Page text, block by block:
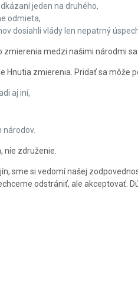
jeden na druhého,
odmieta,
dosiahli vlády len nepatrný
medzi našimi národmi
Hnutia zmierenia. Pridať sa môže
aj iní,
národov.
nie združenie.
sme si vedomí našej
odstrániť, ale akceptovať.